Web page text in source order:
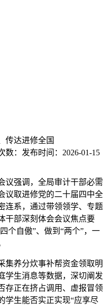
传达进修全国
数： 发布时间： 2026-01-15
强调，全局审计干部必需
议取进修党的二十届四中全
连系，通过带领领学、专题
干部深刻体会会议焦点要
个自傲”、做到“两个”，一
养分炊事补帮资金领取明
学生消息等数据，深切阐发
存正在挤占调用、虚报冒领
学生能否实正实现“应享尽